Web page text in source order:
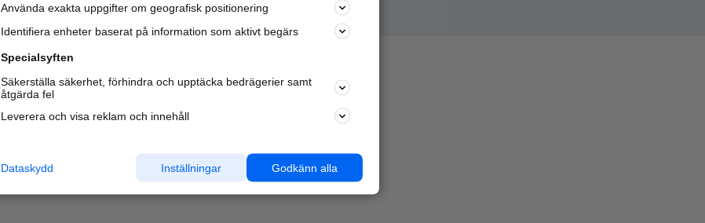
Använda exakta uppgifter om geografisk positionering
Identifiera enheter baserat på information som aktivt begärs
Specialsyften
Säkerställa säkerhet, förhindra och upptäcka bedrägerier samt
åtgärda fel
Leverera och visa reklam och innehåll
Godkänn alla
Inställningar
Dataskydd